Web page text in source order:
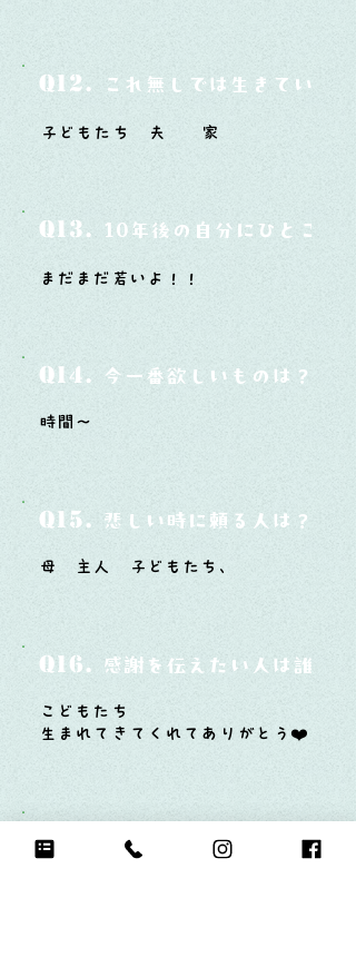
Q12. これ無しでは生きていけ
子どもたち 夫 家
Q13. 10年後の自分にひとこと
まだまだ若いよ！！
Q14. 今一番欲しいものは？
時間～
Q15. 悲しい時に頼る人は？
母 主人 子どもたち、
Q16. 感謝を伝えたい人は誰？
こどもたち
生まれてきてくれてありがとう❤️
Q17.